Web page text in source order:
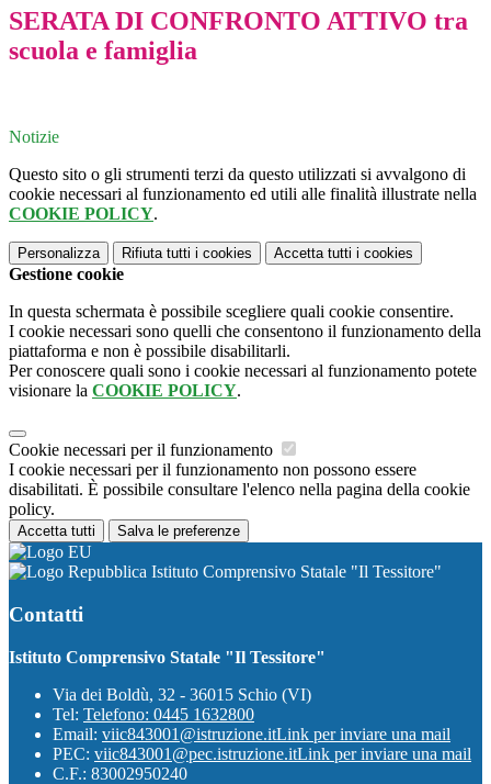
SERATA DI CONFRONTO ATTIVO tra
scuola e famiglia
Notizie
Questo sito o gli strumenti terzi da questo utilizzati si avvalgono di
cookie necessari al funzionamento ed utili alle finalità illustrate nella
COOKIE POLICY.
Personalizza Rifiuta tutti i cookies Accetta tutti i cookies
Gestione cookie
In questa schermata è possibile scegliere quali cookie consentire.
I cookie necessari sono quelli che consentono il funzionamento della
piattaforma e non è possibile disabilitarli.
Per conoscere quali sono i cookie necessari al funzionamento potete
visionare la COOKIE POLICY.
Cookie necessari per il funzionamento
I cookie necessari per il funzionamento non possono essere
disabilitati. È possibile consultare l'elenco nella pagina della cookie
policy.
Accetta tutti Salva le preferenze
Istituto Comprensivo Statale "Il Tessitore"
Contatti
Istituto Comprensivo Statale "Il Tessitore"
Via dei Boldù, 32 - 36015 Schio (VI)
Tel: Telefono: 0445 1632800
Email: viic843001@istruzione.itLink per inviare una mail
PEC: viic843001@pec.istruzione.itLink per inviare una mail
C.F.: 83002950240